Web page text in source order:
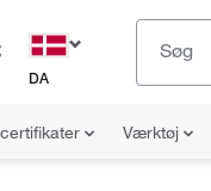
DA
Værktøj